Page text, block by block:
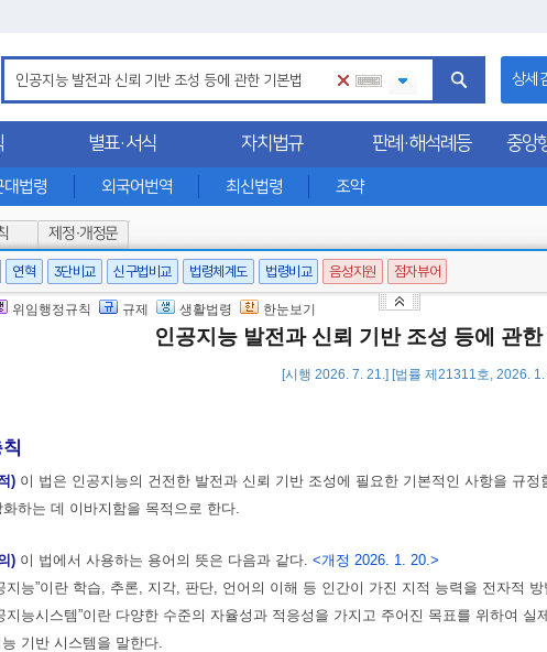
상세
대법령 외국어번역 최신법령 조약
별표·서식 자치법규 판례·해석례등 중앙
제정·개정문
연혁 3단비교 신구법비교 법령체계도 법령비교 음성지원 점자뷰어
위임행정규칙 규제 생활법령 한눈보기
인공지능 발전과 신뢰 기반 조성 등에 관한
[시행 2026. 7. 21.] [법률 제21311호, 2026.
) 이 법은 인공지능의 건전한 발전과 신뢰 기반 조성에 필요한 기본적인 사항을 규
화하는 데 이바지함을 목적으로 한다.
) 이 법에서 사용하는 용어의 뜻은 다음과 같다. <개정 2026. 1. 20.>
지능”이란 학습, 추론, 지각, 판단, 언어의 이해 등 인간이 가진 지적 능력을 전자적
지능시스템”이란 다양한 수준의 자율성과 적응성을 가지고 주어진 목표를 위하여
능 기반 시스템을 말한다.